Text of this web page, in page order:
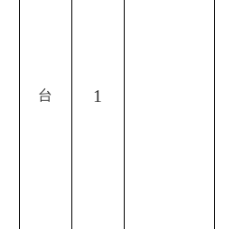
台 1